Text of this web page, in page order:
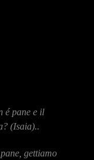
é pane e il
(Isaia)..
gettiamo